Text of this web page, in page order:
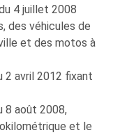
4 juillet 2008
des véhicules de
et des motos à
2 avril 2012 fixant
8 août 2008,
et le